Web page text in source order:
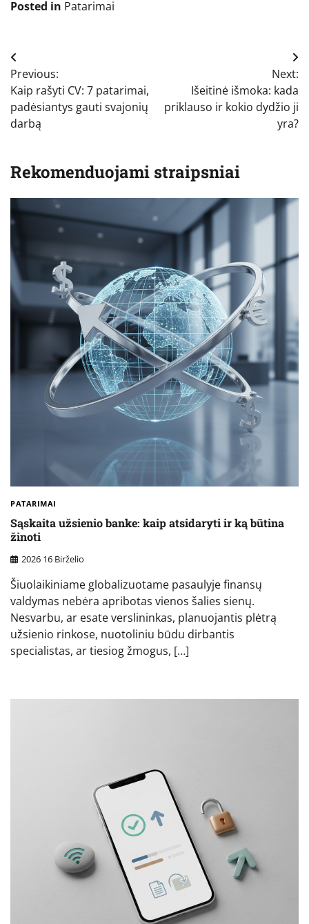
Posted in Patarimai
Navigacija
tarp
įrašų
Previous:
Kaip rašyti CV: 7 patarimai,
padėsiantys gauti svajonių
darbą
Next:
Išeitinė išmoka: kada
priklauso ir kokio dydžio ji
yra?
Rekomenduojami straipsniai
PATARIMAI
Sąskaita užsienio banke: kaip atsidaryti ir ką būtina
žinoti
2026 16 Birželio
Šiuolaikiniame globalizuotame pasaulyje finansų
valdymas nebėra apribotas vienos šalies sienų.
Nesvarbu, ar esate verslininkas, planuojantis plėtrą
užsienio rinkose, nuotoliniu būdu dirbantis
specialistas, ar tiesiog žmogus, […]